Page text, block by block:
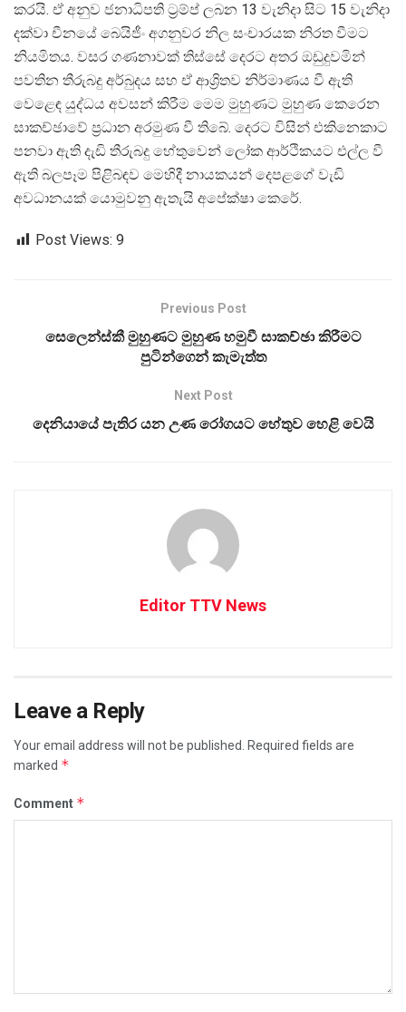
කරයි. ඒ අනුව ජනාධිපති ට්රම්ප් ලබන 13 වැනිදා සිට 15 වැනිදා
දක්වා චීනයේ බෙයිජීං අගනුවර නිල සංචාරයක නිරත වීමට
නියමිතය. වසර ගණනාවක් තිස්සේ දෙරට අතර ඔඩුදුවමින්
පවතින තීරුබදු අර්බුදය සහ ඒ ආශ්රිතව නිර්මාණය වී ඇති
වෙළෙඳ යුද්ධය අවසන් කිරීම මෙම මුහුණට මුහුණ කෙරෙන
සාකච්ඡාවේ ප්රධාන අරමුණ වී තිබේ. දෙරට විසින් එකිනෙකාට
පනවා ඇති දැඩි තීරුබදු හේතුවෙන් ලෝක ආර්ථිකයට එල්ල වී
ඇති බලපෑම පිළිබඳව මෙහිදී නායකයන් දෙපළගේ වැඩි
අවධානයක් යොමුවනු ඇතැයි අපේක්ෂා කෙරේ.
Post Views: 9
Previous Post
සෙලෙන්ස්කී මුහුණට මුහුණ හමුවී සාකච්ඡා කිරීමට
පුටින්ගෙන් කැමැත්ත
Next Post
දෙනියායේ පැතිර යන උණ රෝගයට හේතුව හෙළි වෙයි
Editor TTV News
Leave a Reply
Your email address will not be published. Required fields are
marked *
Comment *